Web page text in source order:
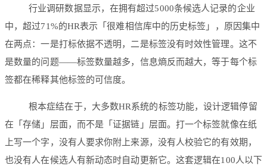
行业调研数据显示，在拥有超过5000条候选人记录的企业
中，超过71%的HR表示「很难相信库中的历史标签」，原因集中
在两点：一是打标依据不透明，二是标签没有时效性管理。这不
是数量的问题——标签数量越多，信息熵反而越大，等于每个标
签都在稀释其他标签的可信度。
根本症结在于，大多数HR系统的标签功能，设计逻辑停留
在「存储」层面，而不是「证据链」层面。打一个标签就像在纸
上写一个字，没有人要求你附上来源，没有人校验它的有效期，
也没有人在候选人有新动态时自动更新它。这套逻辑在100人以下